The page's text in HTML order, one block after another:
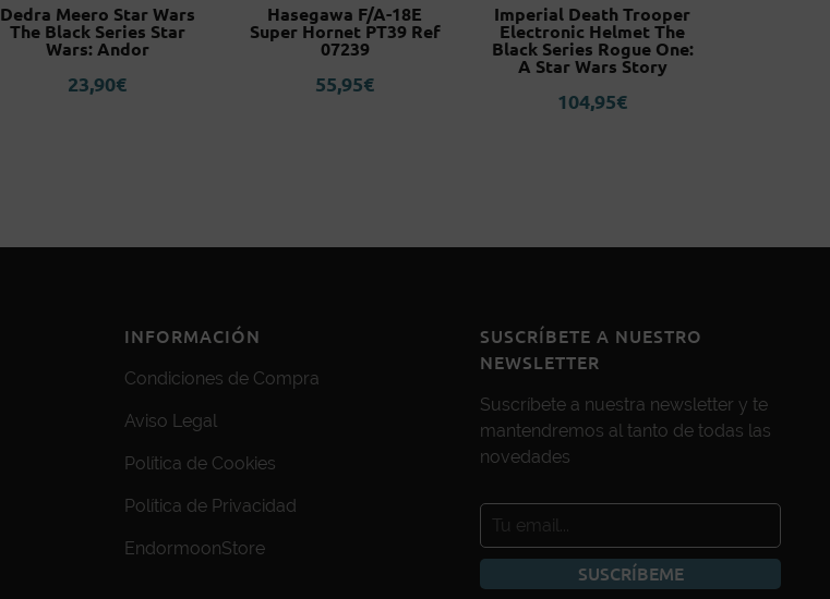
Dedra Meero Star Wars
The Black Series Star
Wars: Andor
23,90€
Hasegawa F/A-18E
Super Hornet PT39 Ref
07239
55,95€
Imperial Death Trooper
Electronic Helmet The
Black Series Rogue One:
A Star Wars Story
104,95€
INFORMACIÓN
Condiciones de Compra
Aviso Legal
Política de Cookies
Política de Privacidad
EndormoonStore
SUSCRÍBETE A NUESTRO
NEWSLETTER
Suscríbete a nuestra newsletter y te
mantendremos al tanto de todas las
novedades
SUSCRÍBEME